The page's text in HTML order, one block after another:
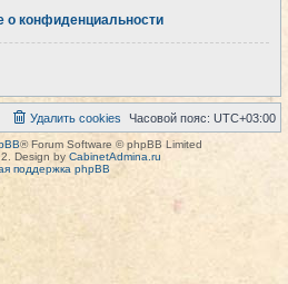
о конфиденциальности
Часовой пояс: UTC+03:00
Удалить cookies
® Forum Software © phpBB Limited
Design by CabinetAdmina.ru
поддержка phpBB